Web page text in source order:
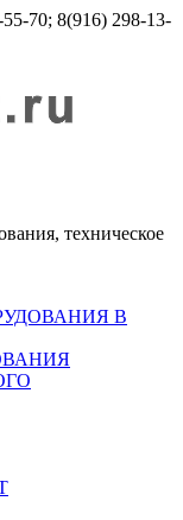
70; 8(916) 298-13-
техническое
В